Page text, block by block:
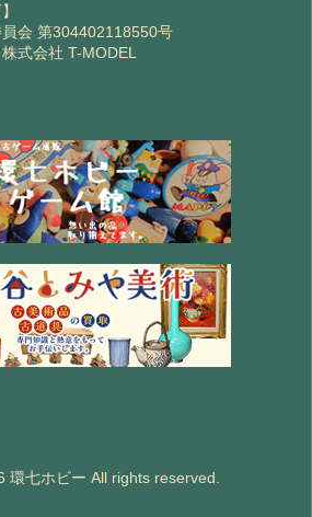
会 第304402118550号
式会社 T-MODEL
環七ホビー All rights reserved.